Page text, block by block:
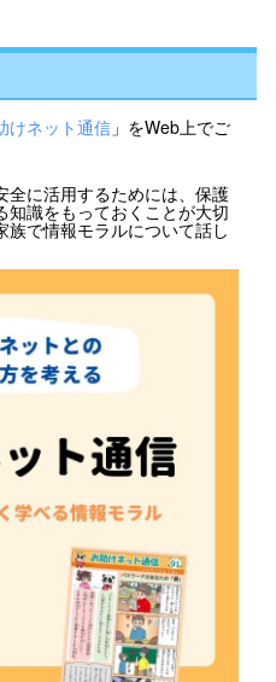
けネット通信 」をWeb上でご
全に活用するためには、保護
識をもっておくことが大切
で情報モラルについて話し